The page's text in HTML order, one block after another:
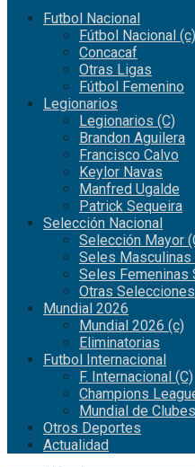
Futbol Nacional
Fútbol Nacional (c)
Concacaf
Otras Ligas
Fútbol Femenino
Legionarios
Legionarios (C)
Brandon Aguilera
Francisco Calvo
Keylor Navas
Manfred Ugalde
Patrick Sequeira
Selección Nacional
Selección Mayor
Seles Masculinas
Seles Femeninas
Otras Selecciones
Mundial 2026
Mundial 2026 (c)
Eliminatorias
Futbol Internacional
F. Internacional (C)
Champions
Mundial de Clubes
Otros Deportes
Actualidad